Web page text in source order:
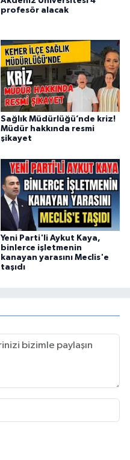
profesör alacak
Sağlık Müdürlüğü’nde kriz!
Müdür hakkında resmi
şikayet
Yeni Parti'li Aykut Kaya,
binlerce işletmenin
kanayan yarasını Meclis'e
taşıdı